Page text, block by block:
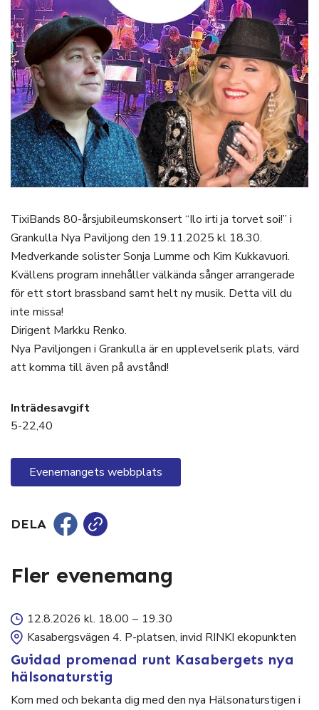
TixiBands 80-årsjubileumskonsert “Ilo irti ja torvet soi!” i
Grankulla Nya Paviljong den 19.11.2025 kl 18.30.
Medverkande solister Sonja Lumme och Kim Kukkavuori.
Kvällens program innehåller välkända sånger arrangerade
för ett stort brassband samt helt ny musik. Detta vill du
inte missa!
Dirigent Markku Renko.
Nya Paviljongen i Grankulla är en upplevelserik plats, värd
att komma till även på avstånd!
Inträdesavgift
5-22,40
Evenemangets webbplats
DELA
Fler evenemang
12.8.2026 kl. 18.00 – 19.30
Kasabergsvägen 4. P-platsen, invid RINKI ekopunkten
Guidad promenad runt Kasabergets nya
hälsonaturstig
Kom med och bekanta dig med den nya Hälsonaturstigen i